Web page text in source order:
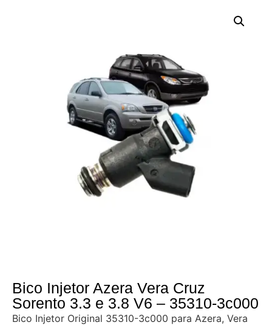
Bico Injetor Azera Vera Cruz
Sorento 3.3 e 3.8 V6 – 35310-3c000
Bico Injetor Original 35310-3c000 para Azera, Vera